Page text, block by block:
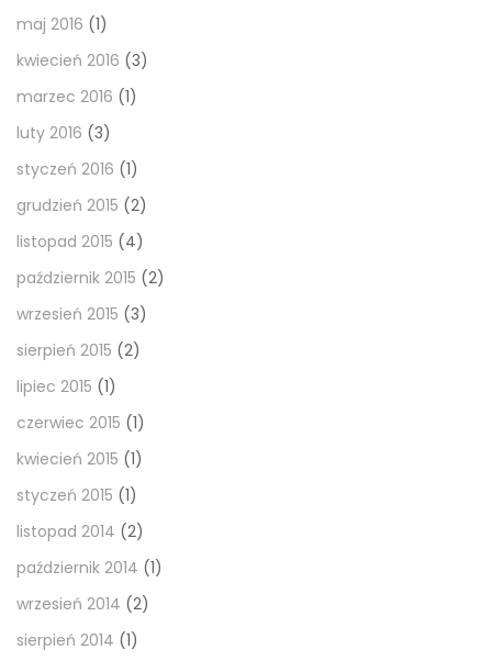
maj 2016 (1)
kwiecień 2016 (3)
marzec 2016 (1)
luty 2016 (3)
styczeń 2016 (1)
grudzień 2015 (2)
listopad 2015 (4)
październik 2015 (2)
wrzesień 2015 (3)
sierpień 2015 (2)
lipiec 2015 (1)
czerwiec 2015 (1)
kwiecień 2015 (1)
styczeń 2015 (1)
listopad 2014 (2)
październik 2014 (1)
wrzesień 2014 (2)
sierpień 2014 (1)